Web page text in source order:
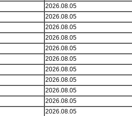
2026.08.05
2026.08.05
2026.08.05
2026.08.05
2026.08.05
2026.08.05
2026.08.05
2026.08.05
2026.08.05
2026.08.05
2026.08.05